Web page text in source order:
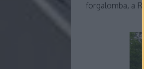
forgalomba, a